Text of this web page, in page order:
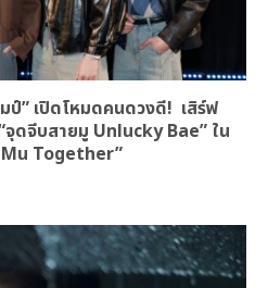
ป์” เปิดโหมดคนดวงดี! เสิร์ฟ
ดจีบสายมู Unlucky Bae” ใน
Together”